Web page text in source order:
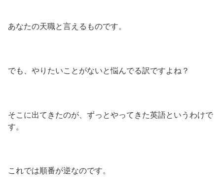
あなたの天職と言えるものです。
でも、やりたいことがないと悩んでる訳ですよね？
そこに出てきたのが、ずっとやってきた英語というわけで
す。
これでは順番が逆なのです。